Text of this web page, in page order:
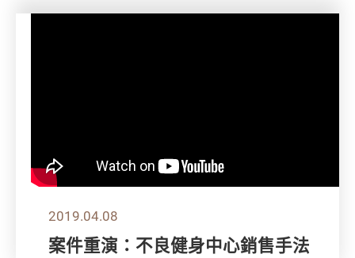
2019.04.08
案件重演：不良健身中心銷售手法